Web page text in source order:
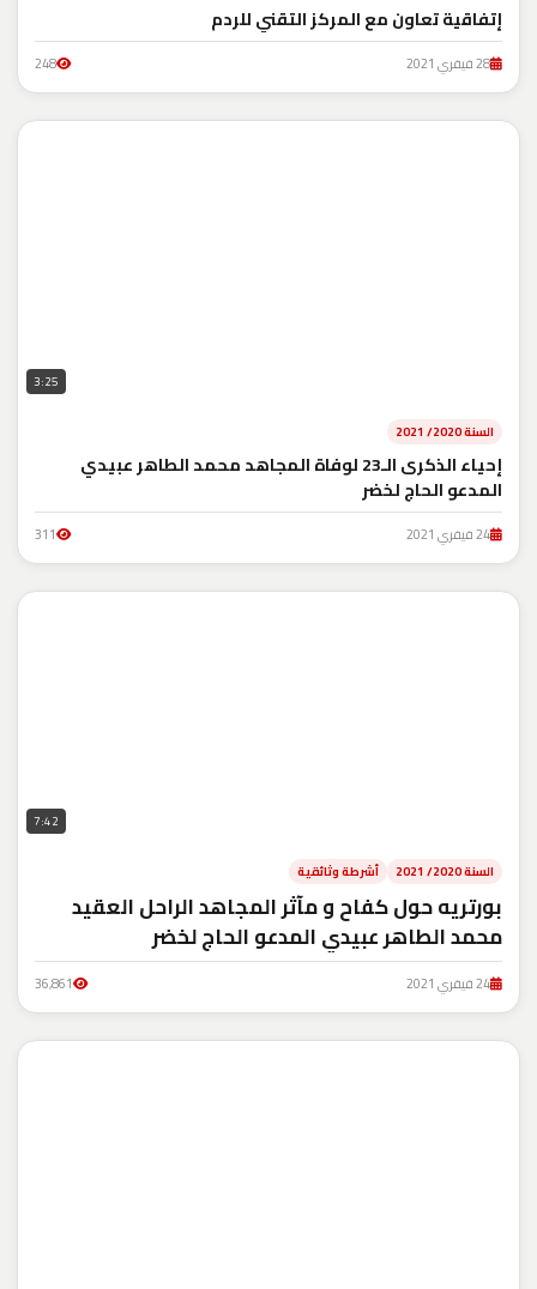
إتفاقية تعاون مع المركز التقني للردم
28 فيفري 2021 248
3:25
السنة 2020/ 2021
إحياء الذكرى الـ23 لوفاة المجاهد محمد الطاهر عبيدي
المدعو الحاج لخضر
24 فيفري 2021 311
7:42
السنة 2020/ 2021 أشرطة وثائقية
بورتريه حول كفاح و مآثر المجاهد الراحل العقيد
محمد الطاهر عبيدي المدعو الحاج لخضر
24 فيفري 2021 36,861